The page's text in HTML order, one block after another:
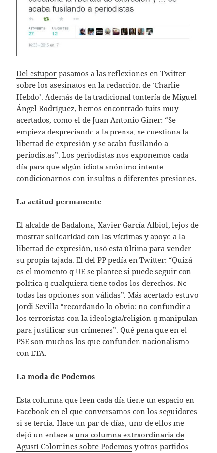
Del estupor pasamos a las reflexiones en Twitter
sobre los asesinatos en la redacción de ‘Charlie
Hebdo’. Además de la tradicional tontería de Miguel
Ángel Rodríguez, hemos encontrado tuits muy
acertados, como el deJuan Antonio Giner: “Se
empieza despreciando a la prensa, se cuestiona la
libertad de expresión y se acaba fusilando a
periodistas”. Los periodistas nos exponemos cada
día para que algún idiota anónimo intente
condicionarnos con insultos o diferentes presiones.
La actitud permanente
El alcalde de Badalona, Xavier García Albiol, lejos de
mostrar solidaridad con las víctimas y apoyo a la
libertad de expresión, usó esta última para vender
su propia tajada. El del PP pedía en Twitter: “Quizá
es el momento q UE se plantee si puede seguir con
política q cualquiera tiene todos los derechos. No
todas las opciones son válidas”. Más acertado estuvo
Jordi Sevilla “recordando lo obvio: no confundir a
los terroristas con la ideología/religión q manipulan
para justificar sus crímenes”. Qué pena que en el
PSE son muchos los que confunden nacionalismo
con ETA.
La moda de Podemos
Esta columna que leen cada día tiene un espacio en
Facebook en el que conversamos con los seguidores
si se tercia. Hace un par de días, uno de ellos me
dejó un enlace auna columna extraordinaria de
Agustí Colomines sobre Podemos y otros partidos